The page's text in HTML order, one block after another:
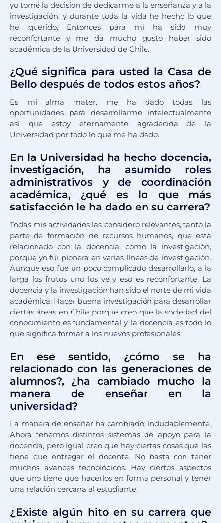
yo tomé la decisión de dedicarme a la enseñanza y a la
investigación, y durante toda la vida he hecho lo que
he querido. Entonces para mí ha sido muy
reconfortante y me da mucho gusto haber sido
académica de la Universidad de Chile.
¿Qué significa para usted la Casa de
Bello después de todos estos años?
Es mi alma mater, me ha dado todas las
oportunidades para desarrollarme intelectualmente
así que estoy eternamente agradecida de la
Universidad por todo lo que me ha dado.
En la Universidad ha hecho docencia,
investigación, ha asumido roles
administrativos y de coordinación
académica, ¿qué es lo que más
satisfacción le ha dado en su carrera?
Todas mis actividades las considero relevantes, tanto la
parte de formación de recursos humanos, que está
relacionado con la docencia, como la investigación,
porque yo fui pionera en varias líneas de investigación.
Aunque eso fue un poco complicado desarrollarlo, a la
larga los frutos uno los ve y eso es reconfortante. La
docencia y la investigación han sido el norte de mi vida
académica: Hacer buena investigación para desarrollar
ciertas áreas en Chile porque creo que la sociedad del
conocimiento es fundamental y la docencia es todo lo
que significa formar a los nuevos profesionales.
En ese sentido, ¿cómo se ha
relacionado con las generaciones de
alumnos?, ¿ha cambiado mucho la
manera de enseñar en la
universidad?
La manera de enseñar ha cambiado, indudablemente.
Ahora tenemos distintos sistemas de apoyo para la
docencia, pero igual creo que hay ciertas cosas que las
tiene que entregar el docente. No basta con tener
muchos avances tecnológicos. Hay ciertos aspectos
que uno tiene que hacerlos en forma personal y tener
una relación cercana al estudiante.
¿Existe algún hito en su carrera que